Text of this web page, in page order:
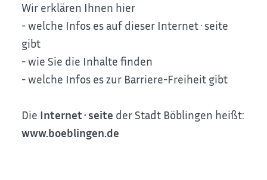
Wir erklären Ihnen hier
- welche Infos es auf dieser Internet·seite
gibt
- wie Sie die Inhalte finden
- welche Infos es zur Barriere-Freiheit gibt
Die Internet· seite der Stadt Böblingen heißt:
www.boeblingen.de